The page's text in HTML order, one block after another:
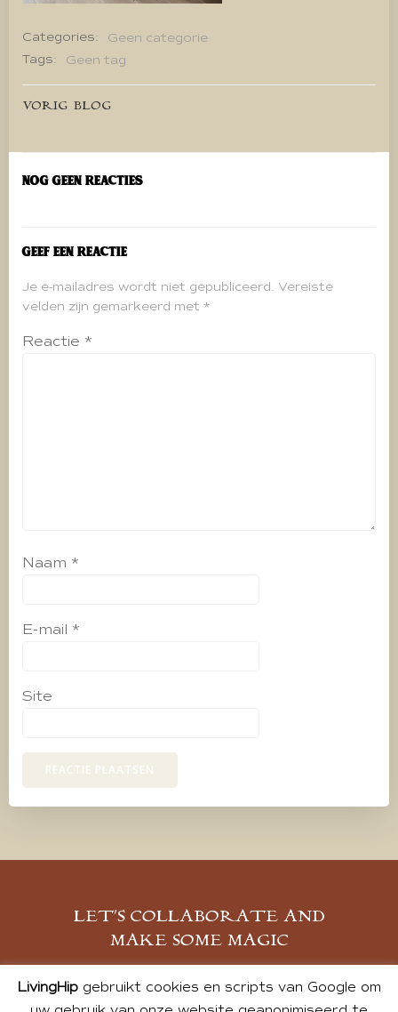
Categories:
Geen categorie
Tags:
Geen tag
Bericht
navigatie
VORIG BLOG
Nog geen reacties
Geef een reactie
Je e-mailadres wordt niet gepubliceerd. Vereiste
velden zijn gemarkeerd met *
Reactie *
Naam *
E-mail *
Site
LET’S COLLABORATE AND
MAKE SOME MAGIC
MELD JE AAN
LivingHipgebruikt cookies en scripts van Google om